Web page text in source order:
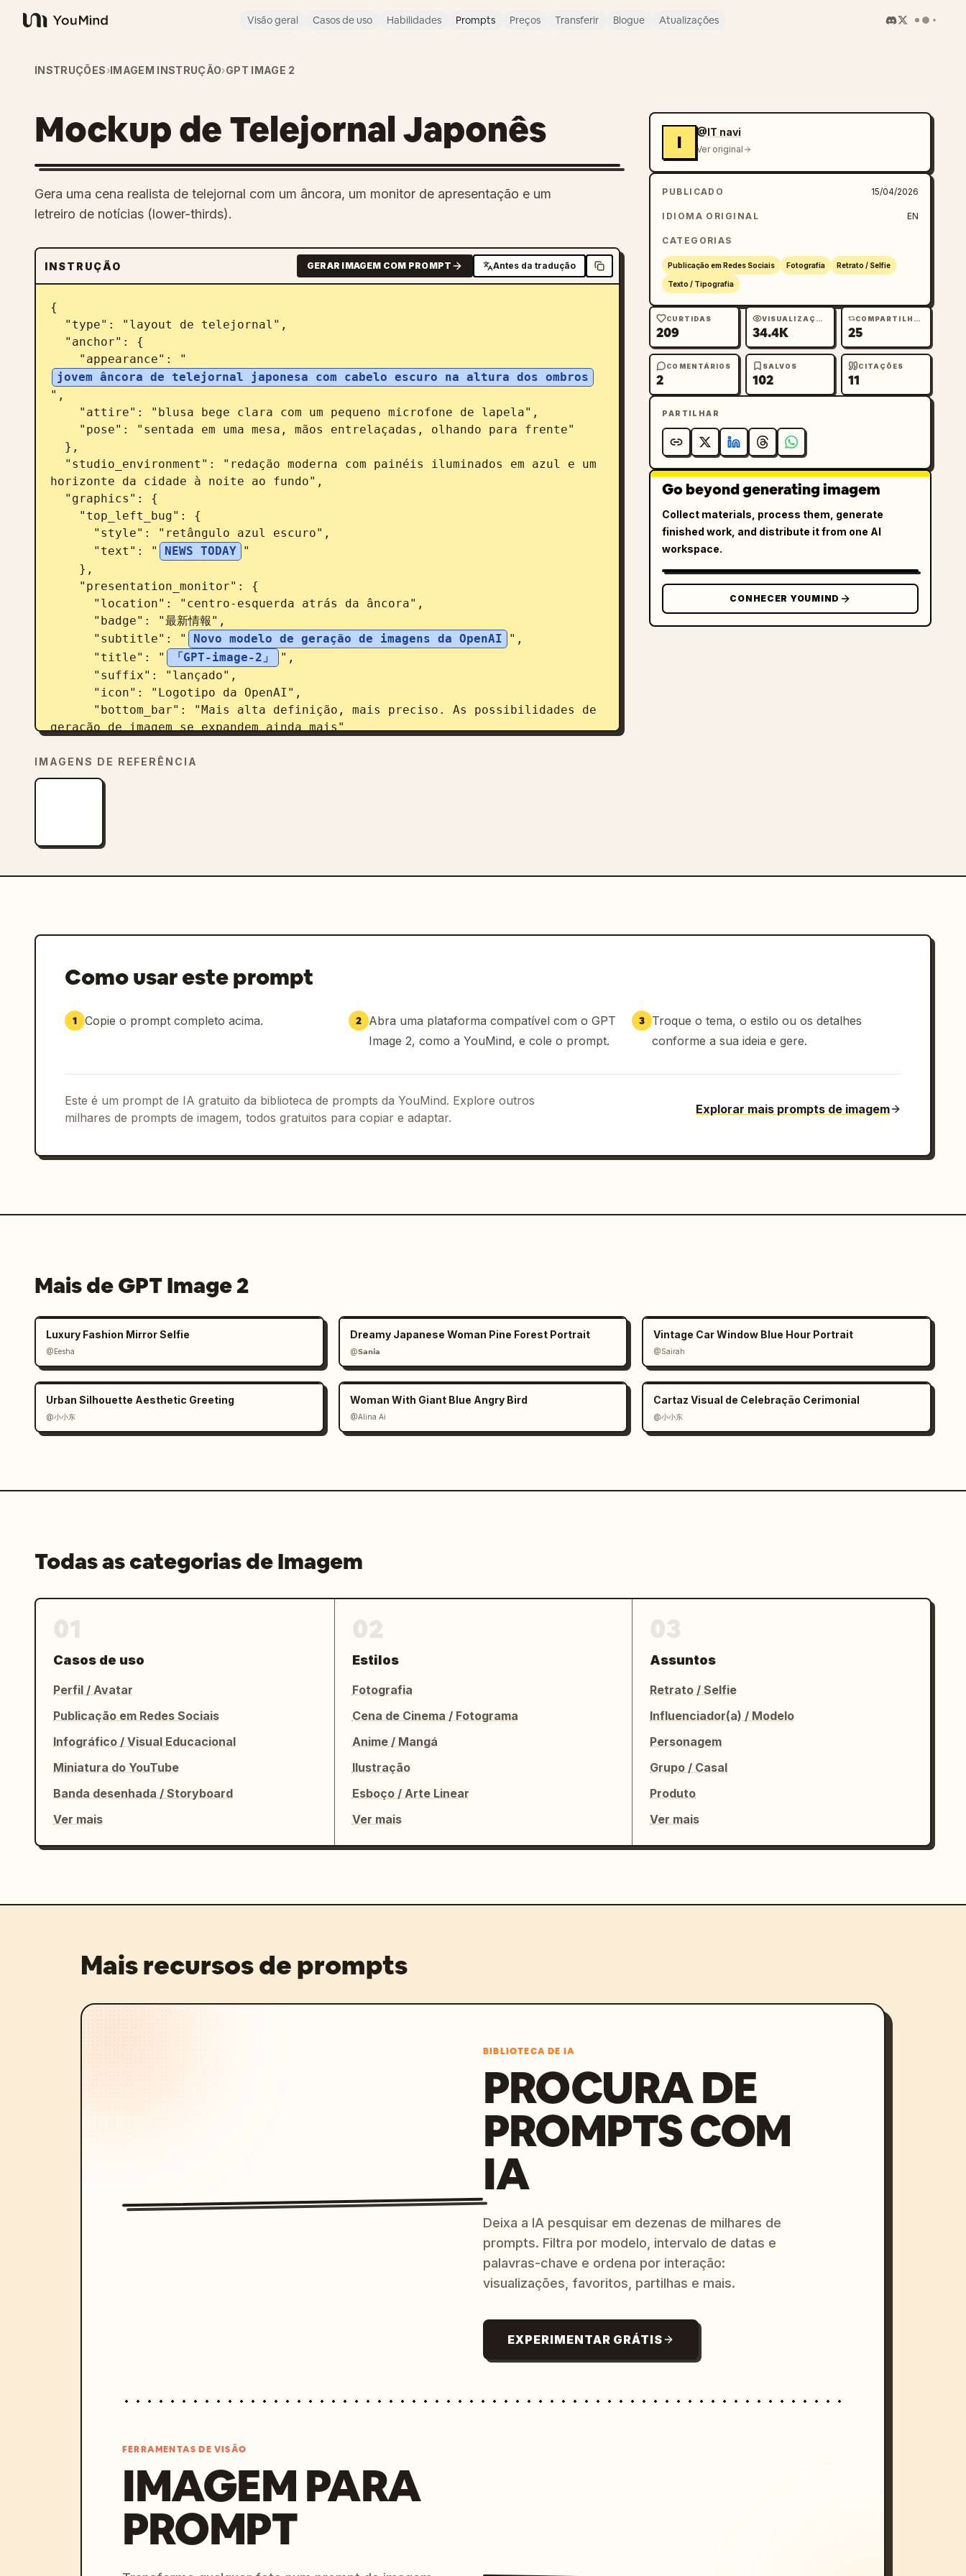
YouMind
Visão geral Casos de uso Habilidades Prompts Preços Transferir Blogue Atualizações
INSTRUÇÕES›IMAGEM INSTRUÇÃO›GPT IMAGE 2
Mockup de Telejornal Japonês
Gera uma cena realista de telejornal com um âncora, um monitor de apresentação e um
letreiro de notícias (lower-thirds).
INSTRUÇÃO GERAR IMAGEM COM PROMPT Antes da tradução
{
    "appearance": "
jovem âncora de telejornal japonesa com cabelo escuro na altura dos ombros
",
horizonte da cidade à noite ao fundo",
      "text": "
NEWS TODAY "
      "subtitle": "
Novo modelo de geração de imagens da OpenAI
",
      "title": "
「GPT-image-2」
",
geração de imagem se expandem ainda mais"
    "lower_thirds_ticker": {
      "badge": "速報",
  }
IMAGENS DE REFERÊNCIA
I
@IT navi
Ver original
PUBLICADO 15/04/2026
IDIOMA ORIGINAL EN
CATEGORIAS
Publicação em Redes Sociais Fotografia Retrato / Selfie
Texto / Tipografia
CURTIDAS
209
VISUALIZAÇÕES
34.4K
COMPARTILHAMENTOS
25
COMENTÁRIOS
2
SALVOS
102
CITAÇÕES
11
PARTILHAR
Go beyond generating imagem
Collect materials, process them, generate
finished work, and distribute it from one AI
workspace.
CONHECER YOUMIND
Como usar este prompt
1 Copie o prompt completo acima. 2 Abra uma plataforma compatível com o GPT
Image 2, como a YouMind, e cole o prompt.
3
Troque o tema, o estilo ou os detalhes
conforme a sua ideia e gere.
Este é um prompt de IA gratuito da biblioteca de prompts da YouMind. Explore outros
milhares de prompts de imagem, todos gratuitos para copiar e adaptar.
Explorar mais prompts de imagem
Mais de GPT Image 2
Luxury Fashion Mirror Selfie
@Eesha
Dreamy Japanese Woman Pine Forest Portrait
@𝗦𝗮𝗻𝗶𝗮
Vintage Car Window Blue Hour Portrait
@Sairah
Urban Silhouette Aesthetic Greeting
@小小东
Woman With Giant Blue Angry Bird
@Alina Ai
Cartaz Visual de Celebração Cerimonial
@小小东
Todas as categorias de Imagem
Casos de uso
Perfil / Avatar
Publicação em Redes Sociais
Infográfico / Visual Educacional
Miniatura do YouTube
Banda desenhada / Storyboard
Ver mais
Estilos
Fotografia
Cena de Cinema / Fotograma
Anime / Mangá
Ilustração
Esboço / Arte Linear
Ver mais
Assuntos
Retrato / Selfie
Influenciador(a) / Modelo
Personagem
Grupo / Casal
Produto
Ver mais
Mais recursos de prompts
BIBLIOTECA DE IA
PROCURA DE
PROMPTS COM
IA
Deixa a IA pesquisar em dezenas de milhares de
prompts. Filtra por modelo, intervalo de datas e
palavras-chave e ordena por interação:
visualizações, favoritos, partilhas e mais.
EXPERIMENTAR GRÁTIS
FERRAMENTAS DE VISÃO
IMAGEM PARA
PROMPT